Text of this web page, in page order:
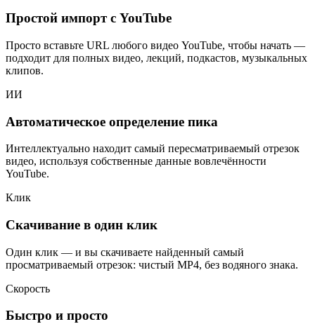
Простой импорт с YouTube
Просто вставьте URL любого видео YouTube, чтобы начать —
подходит для полных видео, лекций, подкастов, музыкальных
клипов.
ИИ
Автоматическое определение пика
Интеллектуально находит самый пересматриваемый отрезок
видео, используя собственные данные вовлечённости
YouTube.
Клик
Скачивание в один клик
Один клик — и вы скачиваете найденный самый
просматриваемый отрезок: чистый MP4, без водяного знака.
Скорость
Быстро и просто